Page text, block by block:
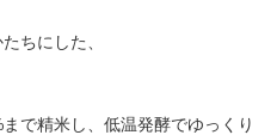
ちにした、
で精米し、低温発酵でゆっくり